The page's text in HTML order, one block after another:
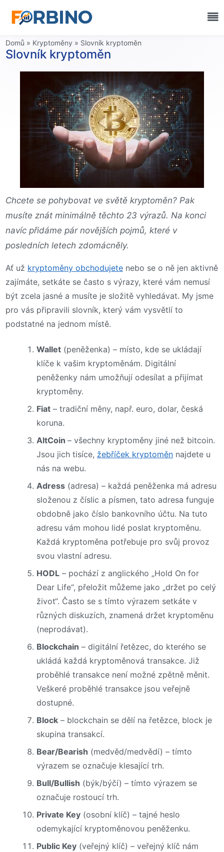
Domů » Kryptoměny » Slovník kryptoměn
Slovník kryptoměn
Chcete se pohybovat ve světě kryptoměn? Pak
musíte znát minimálně těchto 23 výrazů. Na konci
navíc přidáme pár novějších pojmů, které v
posledních letech zdomácněly.
Ať už kryptoměny obchodujete nebo se o ně jen aktivně
zajímáte, setkáte se často s výrazy, které vám nemusí
být zcela jasné a musíte je složitě vyhledávat. My jsme
pro vás připravili slovník, který vám vysvětlí to
podstatné na jednom místě.
Wallet (peněženka) – místo, kde se ukládají
klíče k vašim kryptoměnám. Digitální
peněženky nám umožňují odesílat a přijímat
kryptoměny.
Fiat – tradiční měny, např. euro, dolar, česká
koruna.
AltCoin– všechny kryptoměny jiné než bitcoin.
Jsou jich tisíce, žebříček kryptoměn najdete u
nás na webu.
Adress (adresa) – každá peněženka má adresu
složenou z číslic a písmen, tato adresa funguje
obdobně jako číslo bankovního účtu. Na tuto
adresu vám mohou lidé poslat kryptoměnu.
Každá kryptoměna potřebuje pro svůj provoz
svou vlastní adresu.
HODL – pochází z anglického „Hold On for
Dear Life“, přeložit můžeme jako „držet po celý
život“. Často se s tímto výrazem setkáte v
různých diskuzích, znamená držet kryptoměnu
(neprodávat).
Blockchain – digitální řetězec, do kterého se
ukládá každá kryptoměnová transakce. Již
proběhlé transakce není možné zpětně měnit.
Veškeré proběhlé transakce jsou veřejně
dostupné.
Block – blockchain se dělí na řetězce, block je
skupina transakcí.
Bear/Bearish (medvěd/medvědí) – tímto
výrazem se označuje klesající trh.
Bull/Bullish (býk/býčí) – tímto výrazem se
označuje rostoucí trh.
Private Key (osobní klíč) – tajné heslo
odemykající kryptoměnovou peněženku.
Public Key (veřejný klíč) – veřejný klíč nám